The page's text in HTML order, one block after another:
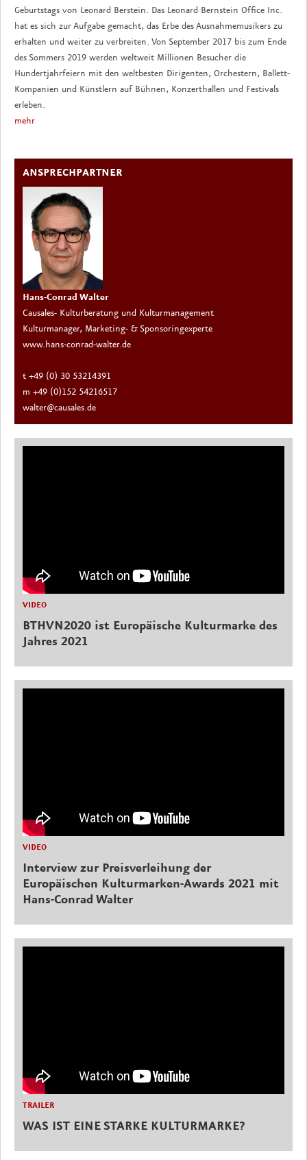
Geburtstags von Leonard Berstein. Das Leonard Bernstein Office Inc.
hat es sich zur Aufgabe gemacht, das Erbe des Ausnahmemusikers zu
erhalten und weiter zu verbreiten. Von September 2017 bis zum Ende
des Sommers 2019 werden weltweit Millionen Besucher die
Hundertjahrfeiern mit den weltbesten Dirigenten, Orchestern, Ballett-
Kompanien und Künstlern auf Bühnen, Konzerthallen und Festivals
erleben.
mehr
ANSPRECHPARTNER
Hans-Conrad Walter
Causales- Kulturberatung und Kulturmanagement
Kulturmanager, Marketing- & Sponsoringexperte
www.hans-conrad-walter.de
t +49 (0) 30 53214391
m +49 (0)152 54216517
walter@causales.de
VIDEO
BTHVN2020 ist Europäische Kulturmarke des
Jahres 2021
VIDEO
Interview zur Preisverleihung der
Europäischen Kulturmarken-Awards 2021 mit
Hans-Conrad Walter
TRAILER
WAS IST EINE STARKE KULTURMARKE?